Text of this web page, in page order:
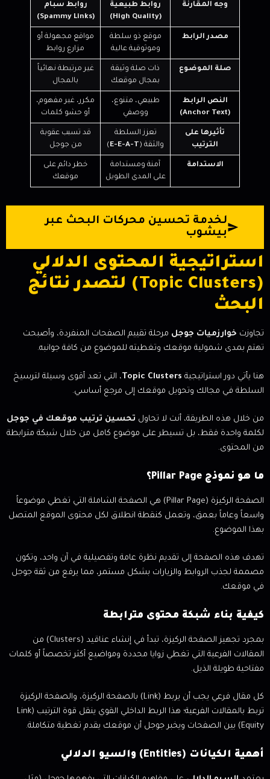
وجه المقارنة
روابط طبيعية
(High Quality)
روابط سبام
(Spammy Links)
مصدر الرابط
موقع ذو سلطة
وموثوقية عالية
مواقع مجهولة أو
مزارع روابط
صلة الموضوع
ذات صلة وثيقة
بمجال موقعك
غير مرتبطة نهائياً
بالمجال
النص الرابط
(Anchor Text)
طبيعي، متنوع،
ووصفي
مكرر، غير مفهوم،
أو حشو كلمات
تأثيرها على
الترتيب
تعزز السلطة
والثقة (E-E-A-T
)
قد تسبب عقوبة
من جوجل
الاستدامة
آمنة ومستدامة
على المدى الطويل
خطر دائم على
موقعك
لخدمة تحسين محركات البحث عبر
بيشوب
استراتيجية المحتوى الدلالي
(Topic Clusters) لتصدر نتائج
البحث
تجاوزت خوارزميات جوجل مرحلة تقييم الصفحات المنفردة، وأصبحت
تهتم بمدى شمولية موقعك وتغطيته للموضوع من كافة جوانبه.
هنا يأتي دور استراتيجية Topic Clusters ، التي تعد أقوى وسيلة لترسيخ
السلطة في مجالك وتحويل موقعك إلى مرجع أساسي.
من خلال هذه الطريقة، أنت لا تحاول تحسين ترتيب موقعك في جوجل
لكلمة واحدة فقط، بل تسيطر على موضوع كامل من خلال شبكة مترابطة
من المحتوى.
ما هو نموذج Pillar Page؟
الصفحة الركيزة (Pillar Page) هي الصفحة الشاملة التي تغطي موضوعاً
واسعاً وعاماً بعمق، وتعمل كنقطة انطلاق لكل محتوى الموقع المتصل
بهذا الموضوع.
تهدف هذه الصفحة إلى تقديم نظرة عامة وتفصيلية في آن واحد، وتكون
مصممة لجذب الروابط والزيارات بشكل مستمر، مما يرفع من ثقة جوجل
في موقعك.
كيفية بناء شبكة محتوى مترابطة
بمجرد تجهيز الصفحة الركيزة، تبدأ في إنشاء عناقيد (Clusters) من
المقالات الفرعية التي تغطي زوايا محددة ومواضيع أكثر تخصصاً أو كلمات
مفتاحية طويلة الذيل.
كل مقال فرعي يجب أن يربط (Link) بالصفحة الركيزة، والصفحة الركيزة
تربط بالمقالات الفرعية؛ هذا الربط الداخلي القوي ينقل قوة الترتيب (Link
Equity) بين الصفحات ويخبر جوجل أن موقعك يقدم تغطية متكاملة.
أهمية الكيانات (Entities) والسيو الدلالي